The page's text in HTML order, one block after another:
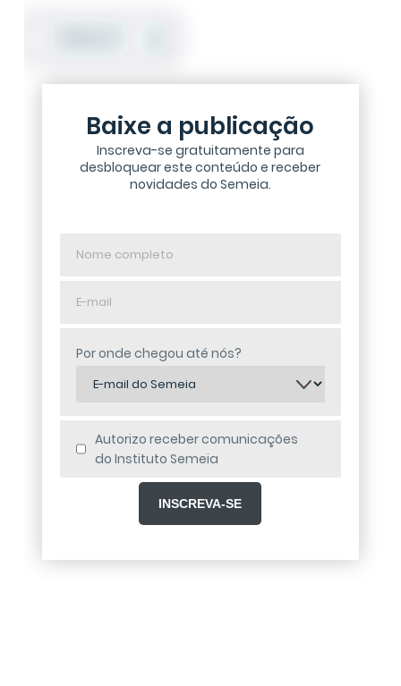
Baixe a publicação
Inscreva-se gratuitamente para
desbloquear este conteúdo e receber
novidades do Semeia.
Por onde chegou até nós?
Autorizo receber comunicações
do Instituto Semeia